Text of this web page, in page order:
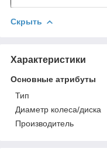
Скрыть
Характеристики
Основные атрибуты
Тип
Диаметр колеса/диска
Производитель